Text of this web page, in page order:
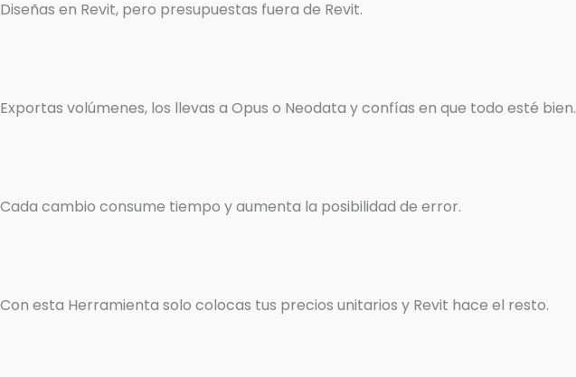
Diseñas en Revit, pero presupuestas fuera de Revit.
Exportas volúmenes, los llevas a Opus o Neodata y confías en que todo esté bien.
Cada cambio consume tiempo y aumenta la posibilidad de error.
Con esta Herramienta solo colocas tus precios unitarios y Revit hace el resto.